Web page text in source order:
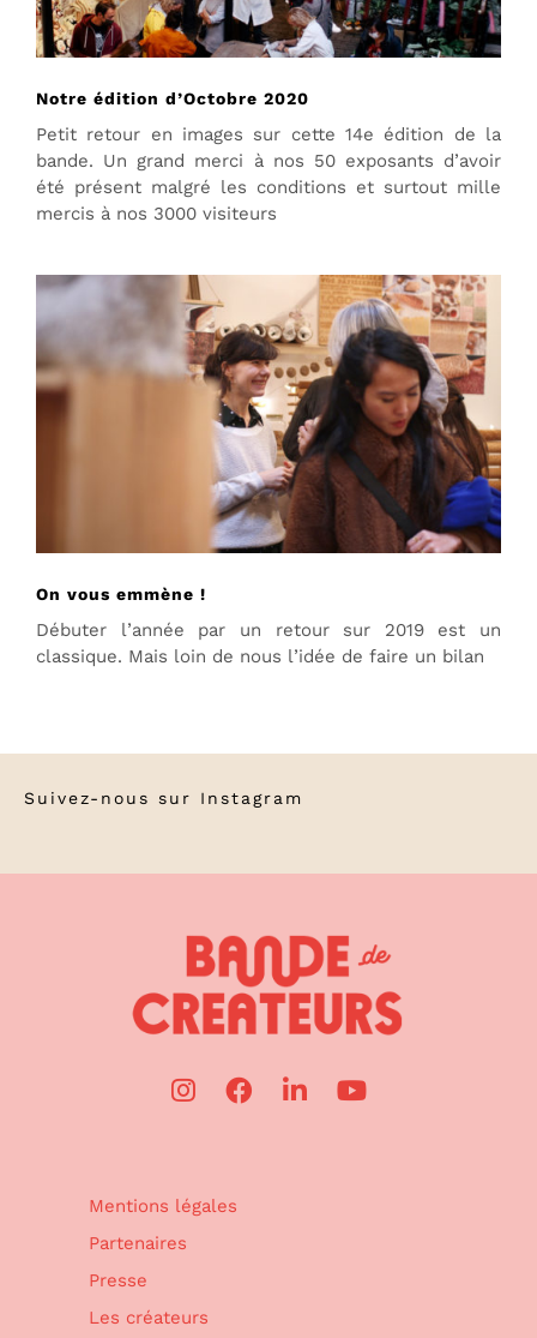
Notre édition d’Octobre 2020
Petit retour en images sur cette 14e édition de la
bande. Un grand merci à nos 50 exposants d’avoir
été présent malgré les conditions et surtout mille
mercis à nos 3000 visiteurs
On vous emmène !
Débuter l’année par un retour sur 2019 est un
classique. Mais loin de nous l’idée de faire un bilan
Suivez-nous sur Instagram
Mentions légales
Partenaires
Presse
Les créateurs